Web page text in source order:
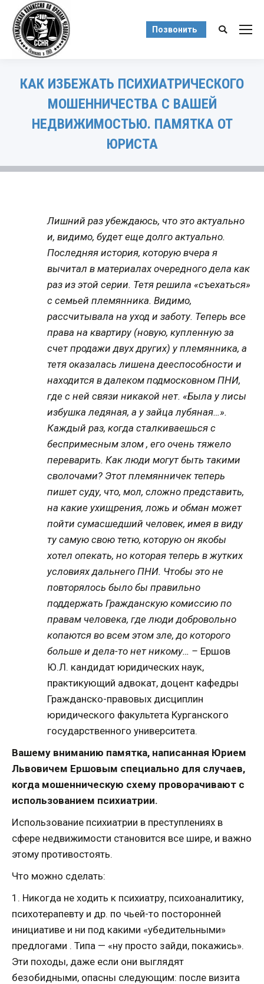
Позвонить Поиск:
КАК ИЗБЕЖАТЬ ПСИХИАТРИЧЕСКОГО
МОШЕННИЧЕСТВА С ВАШЕЙ
НЕДВИЖИМОСТЬЮ. ПАМЯТКА ОТ
ЮРИСТА
Лишний раз убеждаюсь, что это актуально
и, видимо, будет еще долго актуально.
Последняя история, которую вчера я
вычитал в материалах очередного дела как
раз из этой серии. Тетя решила «съехаться»
с семьей племянника. Видимо,
рассчитывала на уход и заботу. Теперь все
права на квартиру (новую, купленную за
счет продажи двух других) у племянника, а
тетя оказалась лишена дееспособности и
находится в далеком подмосковном ПНИ,
где с ней связи никакой нет. «Была у лисы
избушка ледяная, а у зайца лубяная…».
Каждый раз, когда сталкиваешься с
беспримесным злом , его очень тяжело
переварить. Как люди могут быть такими
сволочами? Этот племянничек теперь
пишет суду, что, мол, сложно представить,
на какие ухищрения, ложь и обман может
пойти сумасшедший человек, имея в виду
ту самую свою тетю, которую он якобы
хотел опекать, но которая теперь в жутких
условиях дальнего ПНИ. Чтобы это не
повторялось было бы правильно
поддержать Гражданскую комиссию по
правам человека, где люди добровольно
копаются во всем этом зле, до которого
больше и дела-то нет никому… – Ершов
Ю.Л. кандидат юридических наук,
практикующий адвокат, доцент кафедры
Гражданско-правовых дисциплин
юридического факультета Курганского
государственного университета.
Вашему вниманию памятка, написанная Юрием
Львовичем Ершовым специально для случаев,
когда мошенническую схему проворачивают с
использованием психиатрии.
Использование психиатрии в преступлениях в
сфере недвижимости становится все шире, и важно
этому противостоять.
Что можно сделать:
1. Никогда не ходить к психиатру, психоаналитику,
психотерапевту и др. по чьей-то посторонней
инициативе и ни под какими «убедительными»
предлогами . Типа — «ну просто зайди, покажись».
Эти походы, даже если они выглядят
безобидными, опасны следующим: после визита